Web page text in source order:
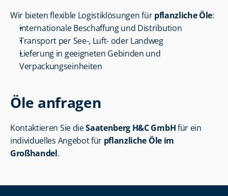
Wir bieten flexible Logistiklösungen für pflanzliche Öle:
internationale Beschaffung und Distribution
Transport per See-, Luft- oder Landweg
Lieferung in geeigneten Gebinden und
Verpackungseinheiten
Öle anfragen
Kontaktieren Sie die Saatenberg H&C GmbH für ein
individuelles Angebot für pflanzliche Öle im
Großhandel.